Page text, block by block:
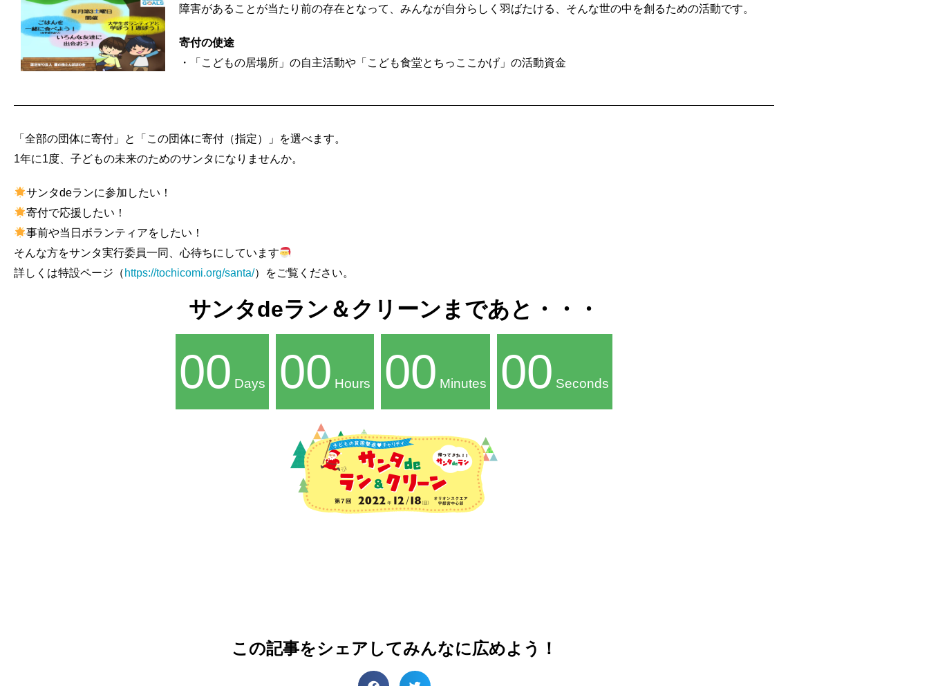
障害があることが当たり前の存在となって、みんなが自分らしく羽ばたける、そんな世の中を創るための活動です。
寄付の使途
・「こどもの居場所」の自主活動や「こども食堂とちっここかげ」の活動資金
「全部の団体に寄付」と「この団体に寄付（指定）」を選べます。
1年に1度、子どもの未来のためのサンタになりませんか。
サンタdeランに参加したい！
寄付で応援したい！
事前や当日ボランティアをしたい！
そんな方をサンタ実行委員一同、心待ちにしています
詳しくは特設ページ（ https://tochicomi.org/santa/）をご覧ください。
サンタdeラン＆クリーンまであと・・・
00 Days 00 Hours 00 Minutes 00 Seconds
この記事をシェアしてみんなに広めよう！